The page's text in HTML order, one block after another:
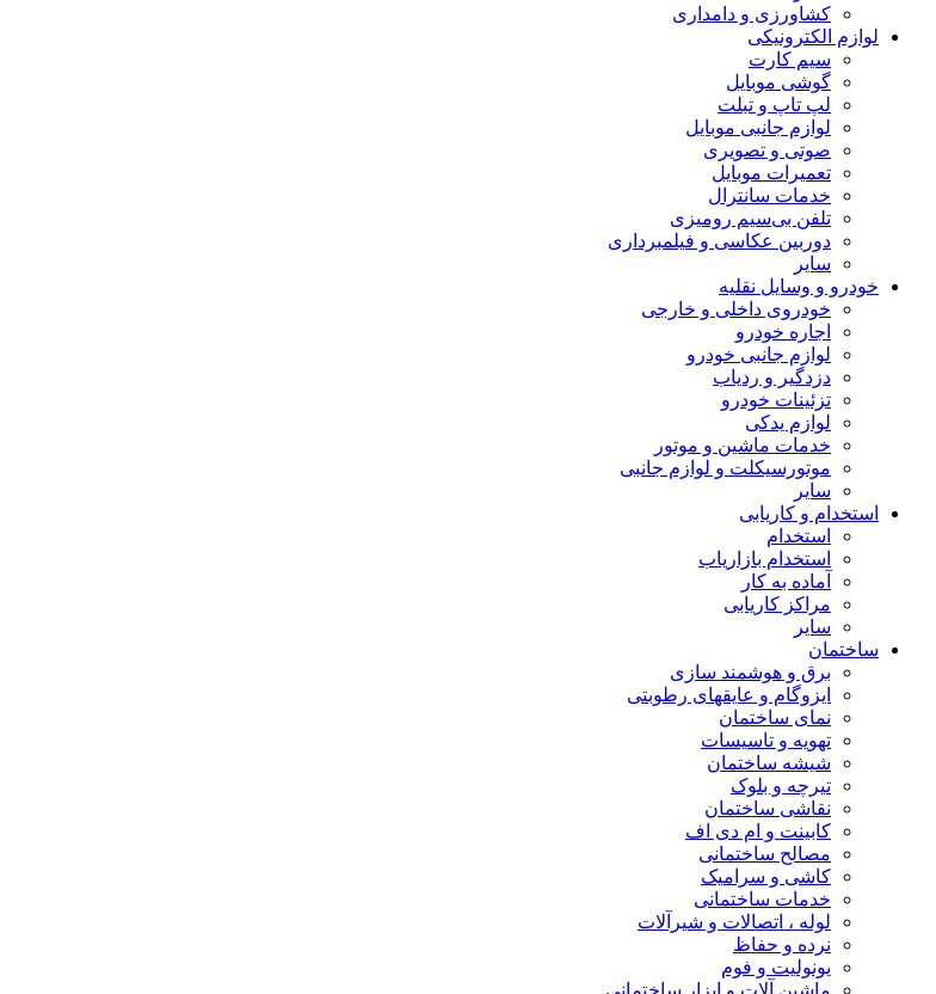
کشاورزی و دامداری
لوازم الکترونیکی
سیم کارت
گوشی موبایل
لپ تاپ و تبلت
لوازم جانبی موبایل
صوتی و تصویری
تعمیرات موبایل
خدمات سانترال
تلفن بی‌سیم رومیزی
دوربین عکاسی و فیلمبرداری
سایر
خودرو و وسایل نقلیه
خودروی داخلی و خارجی
اجاره خودرو
لوازم جانبی خودرو
دزدگیر و ردیاب
تزئینات خودرو
لوازم یدکی
خدمات ماشین و موتور
موتورسیکلت و لوازم جانبی
سایر
استخدام و کاریابی
استخدام
استخدام بازاریاب
آماده به کار
مراکز کاریابی
سایر
ساختمان
برق و هوشمند سازی
ایزوگام و عایقهای رطوبتی
نمای ساختمان
تهویه و تاسیسات
شیشه ساختمان
تیرچه و بلوک
نقاشی ساختمان
کابینت و ام دی اف
مصالح ساختمانی
کاشی و سرامیک
خدمات ساختمانی
لوله ، اتصالات و شیرآلات
نرده و حفاظ
یونولیت و فوم